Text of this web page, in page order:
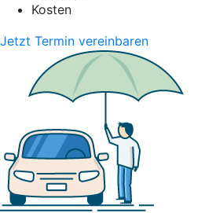
Kosten
Jetzt Termin vereinbaren